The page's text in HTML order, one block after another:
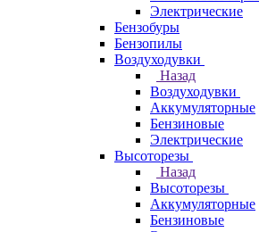
Электрические
Бензобуры
Бензопилы
Воздуходувки
Назад
Воздуходувки
Аккумуляторные
Бензиновые
Электрические
Высоторезы
Назад
Высоторезы
Аккумуляторные
Бензиновые